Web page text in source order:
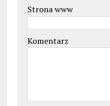
Strona www
Komentarz